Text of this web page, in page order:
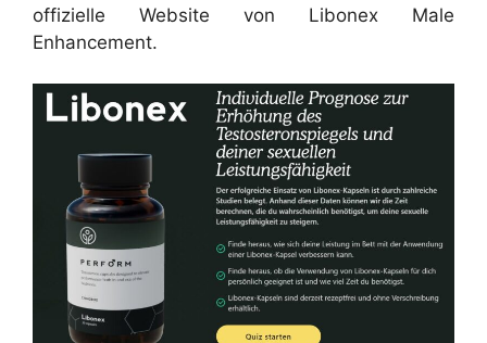
offizielle Website von Libonex Male
Enhancement.